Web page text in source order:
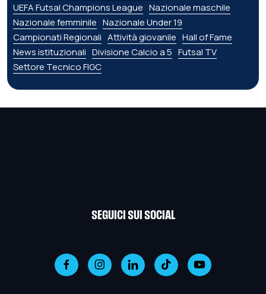
UEFA Futsal Champions League Nazionale maschile
Nazionale femminile Nazionale Under 19
Campionati Regionali Attività giovanile Hall of Fame
News istituzionali Divisione Calcio a 5 Futsal TV
Settore Tecnico FIGC
SEGUICI SUI SOCIAL